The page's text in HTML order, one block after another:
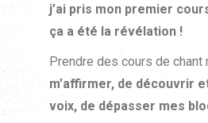
j’ai pris mon premier
ça a été la révélation !
Prendre des cours de chant
m’affirmer, de découvrir
voix, de dépasser mes